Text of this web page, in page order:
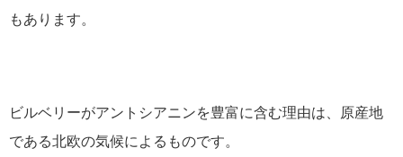
もあります。
ビルベリーがアントシアニンを豊富に含む理由は、原産地
である北欧の気候によるものです。